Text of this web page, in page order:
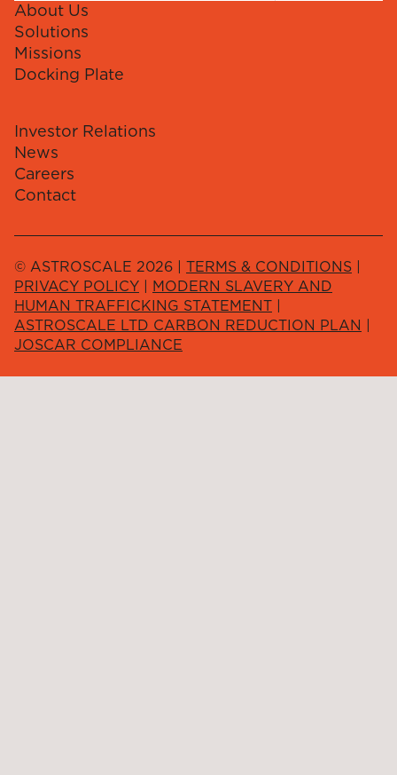
About Us
Solutions
Missions
Docking Plate
Investor Relations
News
Careers
Contact
© ASTROSCALE 2026 | TERMS & CONDITIONS |
PRIVACY POLICY | MODERN SLAVERY AND
HUMAN TRAFFICKING STATEMENT |
ASTROSCALE LTD CARBON REDUCTION PLAN |
JOSCAR COMPLIANCE